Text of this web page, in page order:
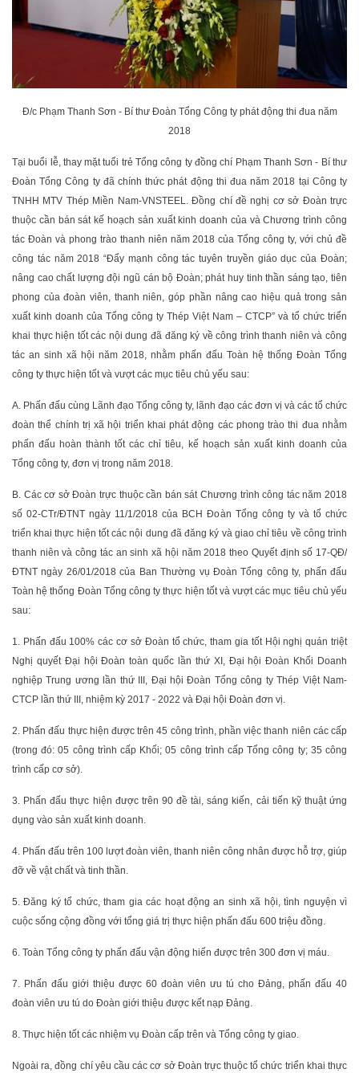
Đ/c Phạm Thanh Sơn - Bí thư Đoàn Tổng Công ty phát động thi đua năm
2018
Tại buổi lễ, thay mặt tuổi trẻ Tổng công ty đồng chí Phạm Thanh Sơn - Bí thư
Đoàn Tổng Công ty đã chính thức phát động thi đua năm 2018 tại Công ty
TNHH MTV Thép Miền Nam-VNSTEEL. Đồng chí đề nghị cơ sở Đoàn trực
thuộc cần bán sát kế hoạch sản xuất kinh doanh của và Chương trình công
tác Đoàn và phong trào thanh niên năm 2018 của Tổng công ty, với chủ đề
công tác năm 2018 “Đẩy mạnh công tác tuyên truyền giáo dục của Đoàn;
nâng cao chất lượng đội ngũ cán bộ Đoàn; phát huy tinh thần sáng tạo, tiên
phong của đoàn viên, thanh niên, góp phần nâng cao hiệu quả trong sản
xuất kinh doanh của Tổng công ty Thép Việt Nam – CTCP” và tổ chức triển
khai thực hiện tốt các nội dung đã đăng ký về công trình thanh niên và công
tác an sinh xã hội năm 2018, nhằm phấn đấu Toàn hệ thống Đoàn Tổng
công ty thực hiện tốt và vượt các mục tiêu chủ yếu sau:
A. Phấn đấu cùng Lãnh đạo Tổng công ty, lãnh đạo các đơn vị và các tổ chức
đoàn thể chính trị xã hội triển khai phát động các phong trào thi đua nhằm
phấn đấu hoàn thành tốt các chỉ tiêu, kế hoạch sản xuất kinh doanh của
Tổng công ty, đơn vị trong năm 2018.
B. Các cơ sở Đoàn trực thuộc cần bán sát Chương trình công tác năm 2018
số 02-CTr/ĐTNT ngày 11/1/2018 của BCH Đoàn Tổng công ty và tổ chức
triển khai thực hiện tốt các nội dung đã đăng ký và giao chỉ tiêu về công trình
thanh niên và công tác an sinh xã hội năm 2018 theo Quyết định số 17-QĐ/
ĐTNT ngày 26/01/2018 của Ban Thường vụ Đoàn Tổng công ty, phấn đấu
Toàn hệ thống Đoàn Tổng công ty thực hiện tốt và vượt các mục tiêu chủ yếu
sau:
1. Phấn đấu 100% các cơ sở Đoàn tổ chức, tham gia tốt Hội nghị quán triệt
Nghị quyết Đại hội Đoàn toàn quốc lần thứ XI, Đại hội Đoàn Khối Doanh
nghiệp Trung ương lần thứ III, Đại hội Đoàn Tổng công ty Thép Việt Nam-
CTCP lần thứ III, nhiệm kỳ 2017 - 2022 và Đại hội Đoàn đơn vị.
2. Phấn đấu thực hiện được trên 45 công trình, phần việc thanh niên các cấp
(trong đó: 05 công trình cấp Khối; 05 công trình cấp Tổng công ty; 35 công
trình cấp cơ sở).
3. Phấn đấu thực hiện được trên 90 đề tài, sáng kiến, cải tiến kỹ thuật ứng
dụng vào sản xuất kinh doanh.
4. Phấn đấu trên 100 lượt đoàn viên, thanh niên công nhân được hỗ trợ, giúp
đỡ về vật chất và tinh thần.
5. Đăng ký tổ chức, tham gia các hoạt động an sinh xã hội, tình nguyện vì
cuộc sống cộng đồng với tổng giá trị thực hiện phấn đấu 600 triệu đồng.
6. Toàn Tổng công ty phấn đấu vận động hiến được trên 300 đơn vị máu.
7. Phấn đấu giới thiệu được 60 đoàn viên ưu tú cho Đảng, phấn đấu 40
đoàn viên ưu tú do Đoàn giới thiệu được kết nạp Đảng.
8. Thực hiện tốt các nhiệm vụ Đoàn cấp trên và Tổng công ty giao.
Ngoài ra, đồng chí yêu cầu các cơ sở Đoàn trực thuộc tổ chức triển khai thực